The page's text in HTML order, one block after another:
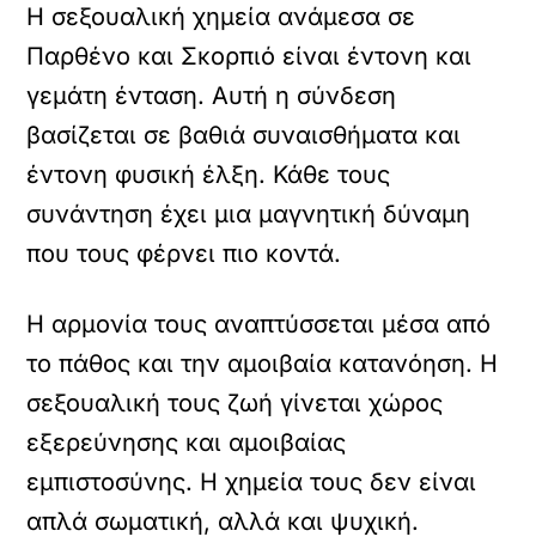
Η σεξουαλική χημεία ανάμεσα σε
Παρθένο και Σκορπιό είναι έντονη και
γεμάτη ένταση. Αυτή η σύνδεση
βασίζεται σε βαθιά συναισθήματα και
έντονη φυσική έλξη. Κάθε τους
συνάντηση έχει μια μαγνητική δύναμη
που τους φέρνει πιο κοντά.
Η αρμονία τους αναπτύσσεται μέσα από
το πάθος και την αμοιβαία κατανόηση. Η
σεξουαλική τους ζωή γίνεται χώρος
εξερεύνησης και αμοιβαίας
εμπιστοσύνης. Η χημεία τους δεν είναι
απλά σωματική, αλλά και ψυχική.